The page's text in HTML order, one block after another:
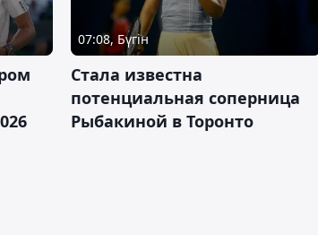
07:08, Бүгін
Cтала известна
потенциальная соперница
Рыбакиной в Торонто